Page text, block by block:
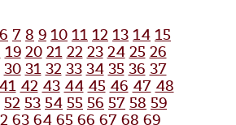
6 7 8 9 10 11 12 13 14 15
19 20 21 22 23 24 25 26
30 31 32 33 34 35 36 37
41 42 43 44 45 46 47 48
52 53 54 55 56 57 58 59
63 64 65 66 67 68 69